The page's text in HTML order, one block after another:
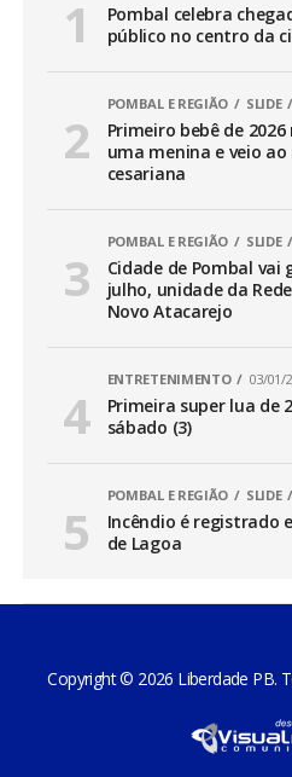
Pombal celebra
público no centro da
POMBAL E REGIÃO SLIDE
Primeiro bebê de
uma menina e veio
cesariana
POMBAL E REGIÃO SLIDE
Cidade de Pombal
julho, unidade da
Novo Atacarejo
ENTRETENIMENTO 03/01/
Primeira super lua de
sábado (3)
POMBAL E REGIÃO SLIDE
Incêndio é registrado
de Lagoa
Copyright © 2026 Liberdade PB.